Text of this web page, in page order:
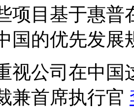
项目基于惠
国的优先发
视公司在中国
兼首席执行官